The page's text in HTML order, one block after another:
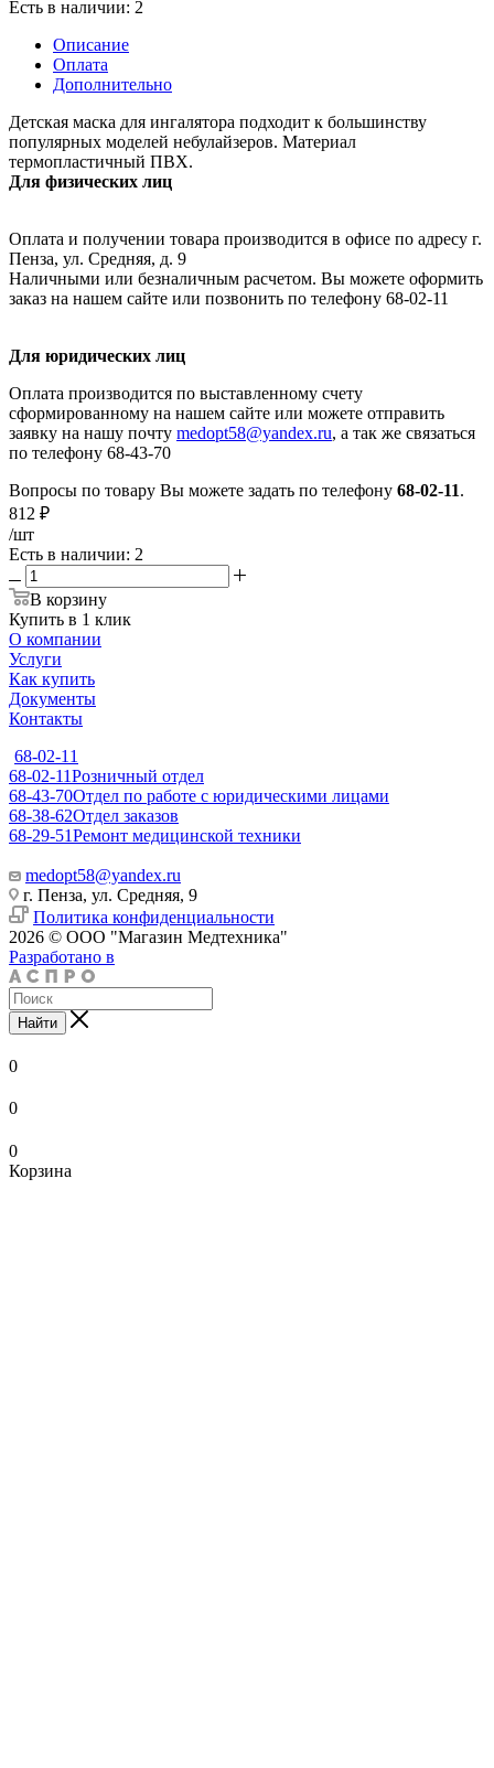
Есть в наличии: 2
Описание
Оплата
Дополнительно
Детская маска для ингалятора подходит к большинству
популярных моделей небулайзеров. Материал
термопластичный ПВХ.
Для физических лиц
Оплата и получении товара производится в офисе по адресу г.
Пенза, ул. Средняя, д. 9
Наличными или безналичным расчетом. Вы можете оформить
заказ на нашем сайте или позвонить по телефону 68-02-11
Для юридических лиц
Оплата производится по выставленному счету
сформированному на нашем сайте или можете отправить
заявку на нашу почту medopt58@yandex.ru, а так же связаться
по телефону 68-43-70
Вопросы по товару Вы можете задать по телефону 68-02-11.
812 ₽
/шт
Есть в наличии: 2
В корзину
Купить в 1 клик
О компании
Услуги
Как купить
Документы
Контакты
68-02-11
68-02-11Розничный отдел
68-43-70Отдел по работе с юридическими лицами
68-38-62Отдел заказов
68-29-51Ремонт медицинской техники
medopt58@yandex.ru
г. Пенза, ул. Средняя, 9
Политика конфиденциальности
2026 © ООО "Магазин Медтехника"
Разработано в
Найти
0
0
0
Корзина